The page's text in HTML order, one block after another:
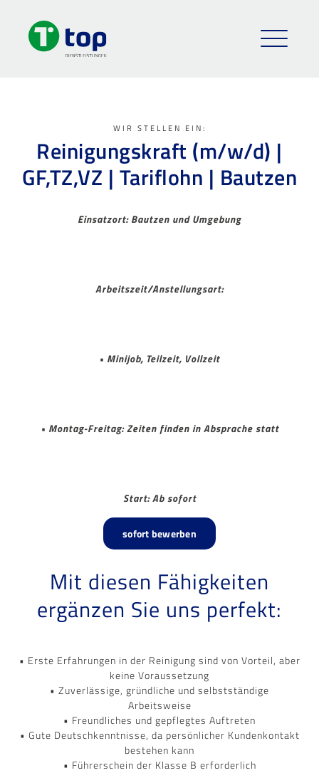
WIR STELLEN EIN:
Reinigungskraft (m/w/d) |
GF,TZ,VZ | Tariflohn | Bautzen
Einsatzort: Bautzen und Umgebung
Arbeitszeit/Anstellungsart:
• Minijob, Teilzeit, Vollzeit
• Montag-Freitag: Zeiten finden in Absprache statt
Start: Ab sofort
sofort bewerben
Mit diesen Fähigkeiten
ergänzen Sie uns perfekt:
• Erste Erfahrungen in der Reinigung sind von Vorteil, aber
keine Voraussetzung
• Zuverlässige, gründliche und selbstständige
Arbeitsweise
• Freundliches und gepflegtes Auftreten
• Gute Deutschkenntnisse, da persönlicher Kundenkontakt
bestehen kann
• Führerschein der Klasse B erforderlich